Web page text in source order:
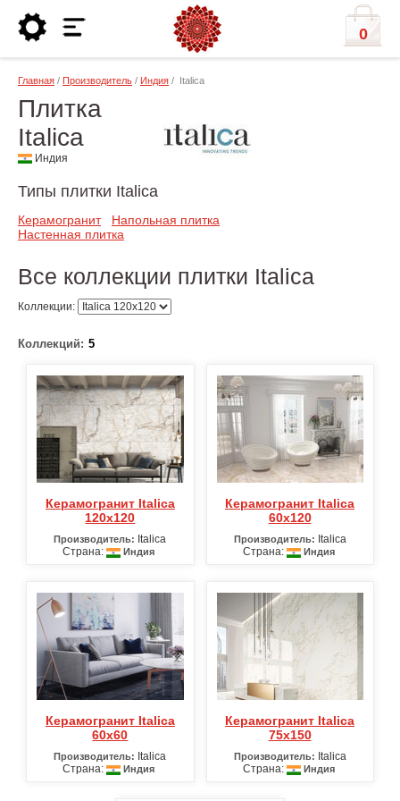
0
Главная / Производитель / Индия / Italica
Плитка
Italica
Индия
Типы плитки Italica
Керамогранит
Напольная плитка
Настенная плитка
Все коллекции плитки Italica
Коллекции:
Коллекций: 5
Керамогранит Italica
120х120
Производитель: Italica
Страна:
Индия
Керамогранит Italica
60х120
Производитель: Italica
Страна:
Индия
Керамогранит Italica
60х60
Производитель: Italica
Страна:
Индия
Керамогранит Italica
75х150
Производитель: Italica
Страна:
Индия